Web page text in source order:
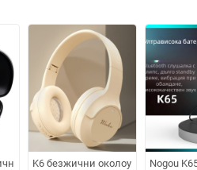
и спортен стил, DIY аксесоари
4–8 ч, стерео звук
слушалки Jbl Tune Flex Small
слушалки с ушна закачалка, TWS,
K6 безжични околоушни Nogou